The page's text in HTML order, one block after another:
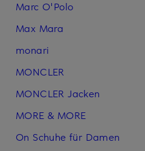
Marc O'Polo
Max Mara
monari
MONCLER
MONCLER Jacken
MORE & MORE
On Schuhe für Damen